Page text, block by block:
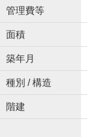
管理費等
面積
築年月
種別 / 構造
階建